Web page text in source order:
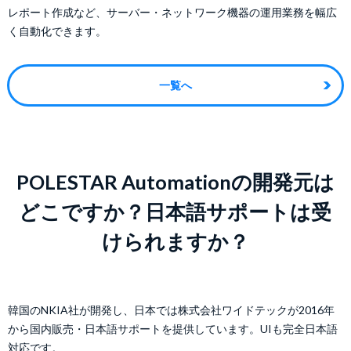
レポート作成など、サーバー・ネットワーク機器の運用業務を幅広
く自動化できます。
一覧へ
POLESTAR Automationの開発元は
どこですか？日本語サポートは受
けられますか？
韓国のNKIA社が開発し、日本では株式会社ワイドテックが2016年
から国内販売・日本語サポートを提供しています。UIも完全日本語
対応です。